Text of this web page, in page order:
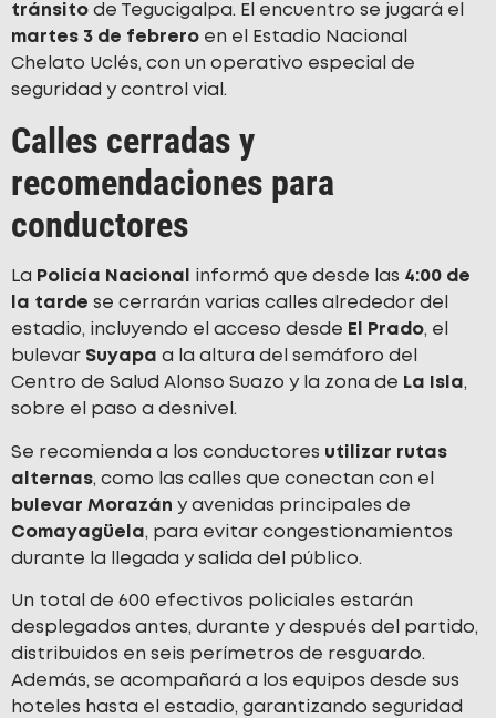
tránsito de Tegucigalpa. El encuentro se jugará el
martes 3 de febrero en el Estadio Nacional
Chelato Uclés, con un operativo especial de
seguridad y control vial.
Calles cerradas y
recomendaciones para
conductores
La Policía Nacional informó que desde las 4:00 de
la tarde se cerrarán varias calles alrededor del
estadio, incluyendo el acceso desde El Prado, el
bulevar Suyapa a la altura del semáforo del
Centro de Salud Alonso Suazo y la zona de La Isla,
sobre el paso a desnivel.
Se recomienda a los conductores utilizar rutas
alternas, como las calles que conectan con el
bulevar Morazán y avenidas principales de
Comayagüela, para evitar congestionamientos
durante la llegada y salida del público.
Un total de 600 efectivos policiales estarán
desplegados antes, durante y después del partido,
distribuidos en seis perímetros de resguardo.
Además, se acompañará a los equipos desde sus
hoteles hasta el estadio, garantizando seguridad